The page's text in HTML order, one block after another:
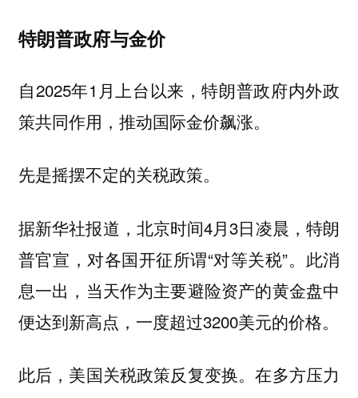
特朗普政府与金价
自2025年1月上台以来，特朗普政府内外政
策共同作用，推动国际金价飙涨。
先是摇摆不定的关税政策。
据新华社报道，北京时间4月3日凌晨，特朗
普官宣，对各国开征所谓“对等关税”。此消
息一出，当天作为主要避险资产的黄金盘中
便达到新高点，一度超过3200美元的价格。
此后，美国关税政策反复变换。在多方压力